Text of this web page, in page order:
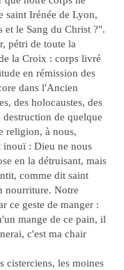
saint Irénée de Lyon,
et le Sang du Christ ?".
pétri de toute la
la Croix : corps livré
en rémission des
dans l'Ancien
des holocaustes, des
de quelque
religion, à nous,
inouï : Dieu ne nous
en la détruisant, mais
comme dit saint
nourriture. Notre
ce geste de manger :
mange de ce pain, il
c'est ma chair
les moines